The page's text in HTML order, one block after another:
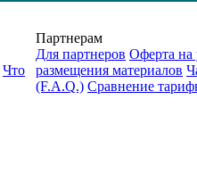
Что
Партнерам
Для партнеров Оферта на
размещения материалов
(F.A.Q.) Cравнение